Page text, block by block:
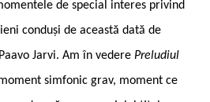
de special interes privind
conduși de această dată de
Jarvi. Am în vedere Preludiul
simfonic grav, moment ce